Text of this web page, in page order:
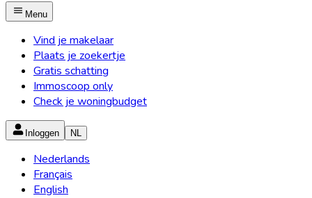
Menu
Vind je makelaar
Plaats je zoekertje
Gratis schatting
Immoscoop only
Check je woningbudget
Inloggen NL
Nederlands
Français
English